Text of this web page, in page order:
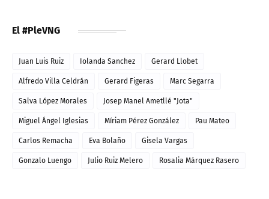
El #PleVNG
Juan Luis Ruiz Iolanda Sanchez Gerard Llobet
Alfredo Villa Celdrán Gerard Figeras Marc Segarra
Salva López Morales Josep Manel Ametllé "Jota"
Miguel Ángel Iglesias Míriam Pérez González Pau Mateo
Carlos Remacha Eva Bolaño Gisela Vargas
Gonzalo Luengo Julio Ruiz Melero Rosalia Márquez Rasero